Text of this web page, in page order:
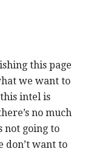
this page
we want to
intel is
no much
not going to
don’t want to